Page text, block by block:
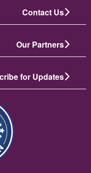
Contact Us
Our Partners
for Updates